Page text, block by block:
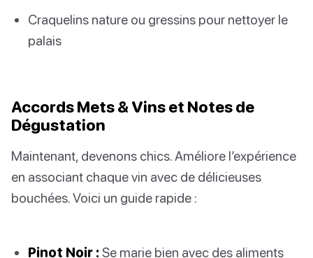
Craquelins nature ou gressins pour nettoyer le
palais
Accords Mets & Vins et Notes de
Dégustation
Maintenant, devenons chics. Améliore l’expérience
en associant chaque vin avec de délicieuses
bouchées. Voici un guide rapide :
Pinot Noir : Se marie bien avec des aliments